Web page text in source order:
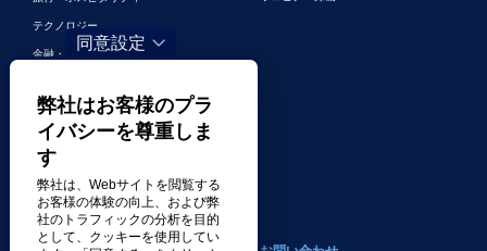
テクノロジー
金融・銀行
エンターテイメント
デジタルマーケティングとデジタル広
告
その他の業界
同意設定
弊社はお客様のプラ
イバシーを尊重しま
す
弊社は、Webサイトを閲覧する
お客様の体験の向上、および弊
社のトラフィックの分析を目的
として、クッキーを使用してい